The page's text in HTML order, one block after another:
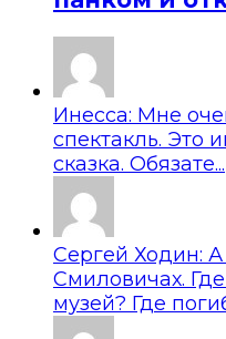
Инесса: Мне
спектакль. Это
сказка. Обязате...
Сергей Ходин:
Смиловичах.
музей? Где